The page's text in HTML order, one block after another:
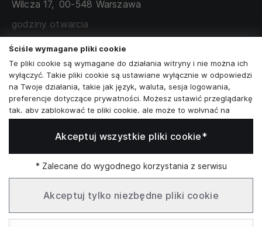
ZAMÓWIENIA KORPORACYJNE
WSPÓŁPRACA Z PARTNERAMI
Wilcza 17, 00-548 Warszawa
godziny otwarcia
poniedziałek - sobota: 11:00 - 19:00
Skontaktuj się z nami
+48573581161
info@reytel.pl
Whatsapp
Infolinia: Pn–Pt 09:00–17:00
Ściśle wymagane pliki cookie
Te pliki cookie są wymagane do działania witryny i nie można ich
wyłączyć. Takie pliki cookie są ustawiane wyłącznie w odpowiedzi
na Twoje działania, takie jak język, waluta, sesja logowania,
preferencje dotyczące prywatności. Możesz ustawić przeglądarkę
tak, aby zablokować te pliki cookie, ale może to wpłynąć na
sposób działania naszej witryny.
Analizy i statystyki
Marketing i retargeting
Te pliki cookie są zwykle ustawiane przez naszych partnerów
marketingowych i reklamowych. Mogą być przez nich
wykorzystywane do tworzenia profilu Twoich zainteresowań, a
następnie wyświetlania odpowiednich reklam. Jeśli nie zezwolisz
Akceptuj wszystkie pliki cookie*
* Zalecane do wygodnego korzystania z serwisu
Akceptuj tylko niezbędne pliki cookie